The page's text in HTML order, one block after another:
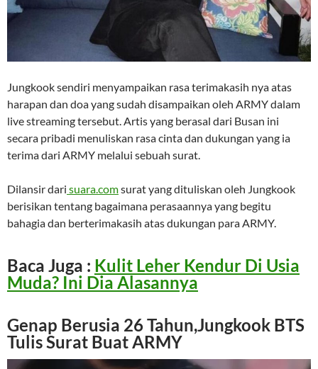
Jungkook sendiri menyampaikan rasa terimakasih nya atas
harapan dan doa yang sudah disampaikan oleh ARMY dalam
live streaming tersebut. Artis yang berasal dari Busan ini
secara pribadi menuliskan rasa cinta dan dukungan yang ia
terima dari ARMY melalui sebuah surat.
Dilansir dari suara.comsurat yang dituliskan oleh Jungkook
berisikan tentang bagaimana perasaannya yang begitu
bahagia dan berterimakasih atas dukungan para ARMY.
Baca Juga : Kulit Leher Kendur Di Usia
Muda? Ini Dia Alasannya
Genap Berusia 26 Tahun,Jungkook BTS
Tulis Surat Buat ARMY